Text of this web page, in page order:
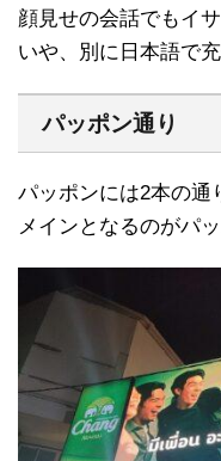
顔見せの会話でもイ
いや、別に日本語で充
パッポン通り
パッポンには2本の通
メインとなるのがパッ